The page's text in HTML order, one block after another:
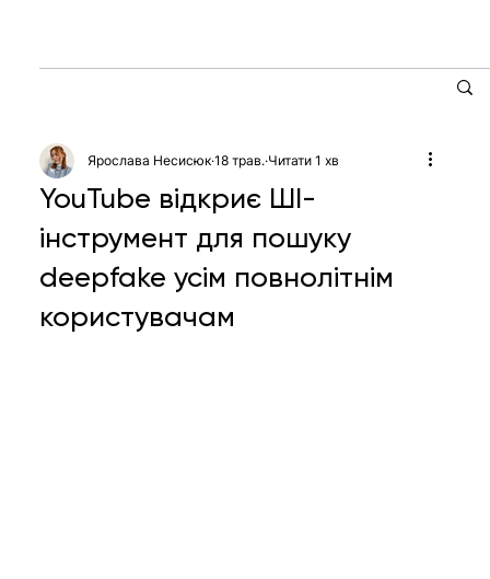
YouTube відкриє ШІ-
інструмент для пошуку
deepfake усім повнолітнім
користувачам
Ярослава Несисюк 18 трав. Читати 1 хв